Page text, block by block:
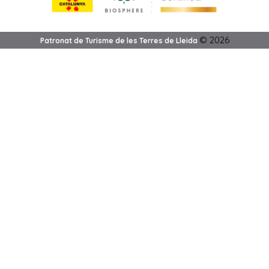
Patronat de Turisme de les Terres de Lleida © 2026